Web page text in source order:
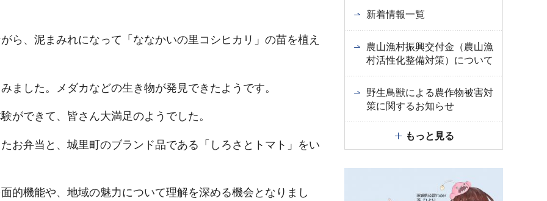
ら、泥まみれになって「ななかいの里コシヒカリ」の苗を植え
ました。メダカなどの生き物が発見できたようです。
ができて、皆さん大満足のようでした。
お弁当と、城里町のブランド品である「しろさとトマト」をい
的機能や、地域の魅力について理解を深める機会となりまし
新着情報一覧
農山漁村振興交付金（農山漁
村活性化整備対策）について
野生鳥獣による農作物被害対
策に関するお知らせ
もっと見る